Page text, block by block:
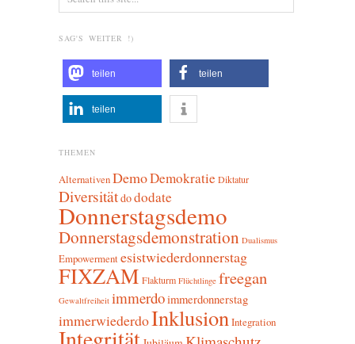
SAG'S WEITER !)
teilen teilen
teilen
THEMEN
AlternativenDemoDemokratie Diktatur
Diversitätdododate
Donnerstagsdemo
Donnerstagsdemonstration Dualismus
Empowermentesistwiederdonnerstag
FIXZAM Flakturm Flüchtlinge freegan
Gewaltfreiheit immerdoimmerdonnerstag
immerwiederdoInklusionIntegration